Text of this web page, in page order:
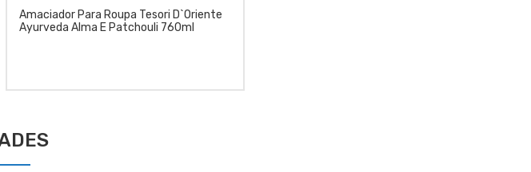
Amaciador Para Roupa Tesori D`Oriente
Ayurveda Alma E Patchouli 760ml